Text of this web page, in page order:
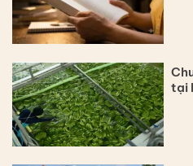
tại